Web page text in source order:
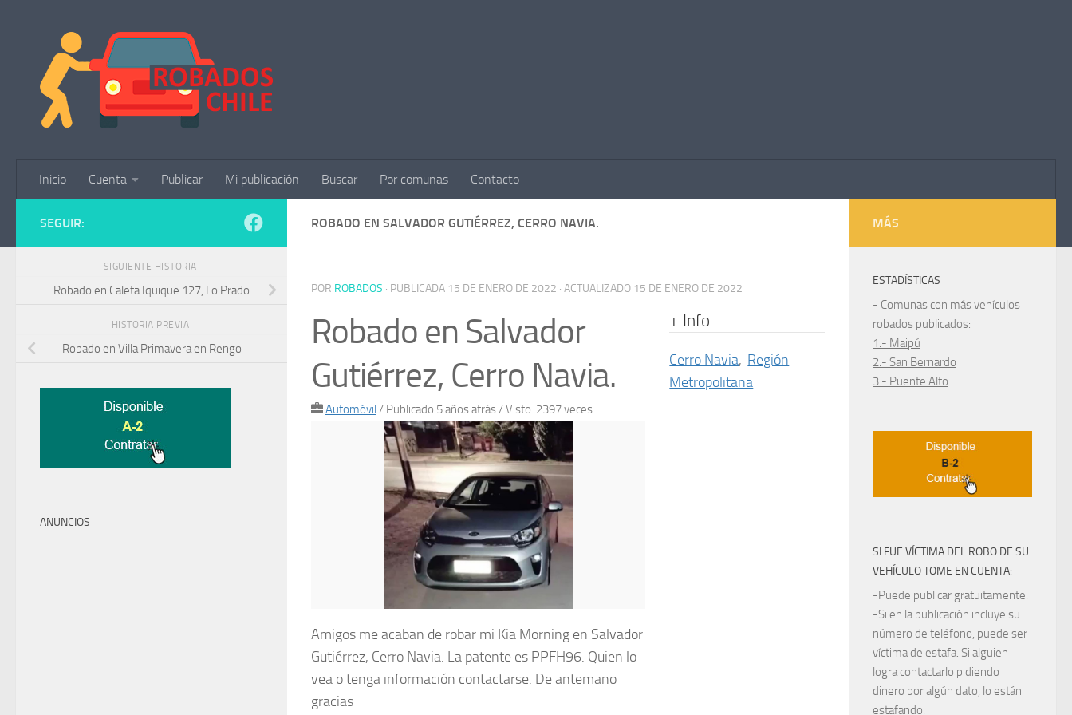
Inicio Cuenta Publicar Mi publicación Buscar Por comunas Contacto
ROBADO EN SALVADOR GUTIÉRREZ, CERRO NAVIA.
POR ROBADOS · PUBLICADA 15 DE ENERO DE 2022 · ACTUALIZADO 15 DE ENERO DE 2022
Robado en Salvador
Gutiérrez, Cerro Navia.
Automóvil / Publicado 5 años atrás/ Visto: 2397 veces
Amigos me acaban de robar mi Kia Morning en Salvador
Gutiérrez, Cerro Navia. La patente es PPFH96. Quien lo
vea o tenga información contactarse. De antemano
gracias
+ Info
Cerro Navia, Región
Metropolitana
SEGUIR:
SIGUIENTE HISTORIA
Robado en Caleta Iquique 127, Lo Prado
HISTORIA PREVIA
Robado en Villa Primavera en Rengo
ANUNCIOS
MÁS
ESTADÍSTICAS
- Comunas con más vehículos
robados publicados:
1.- Maipú
2.- San Bernardo
3.- Puente Alto
SI FUE VÍCTIMA DEL ROBO DE SU
VEHÍCULO TOME EN CUENTA:
-Puede publicar gratuitamente.
-Si en la publicación incluye su
número de teléfono, puede ser
víctima de estafa. Si alguien
logra contactarlo pidiendo
dinero por algún dato, lo están
estafando.